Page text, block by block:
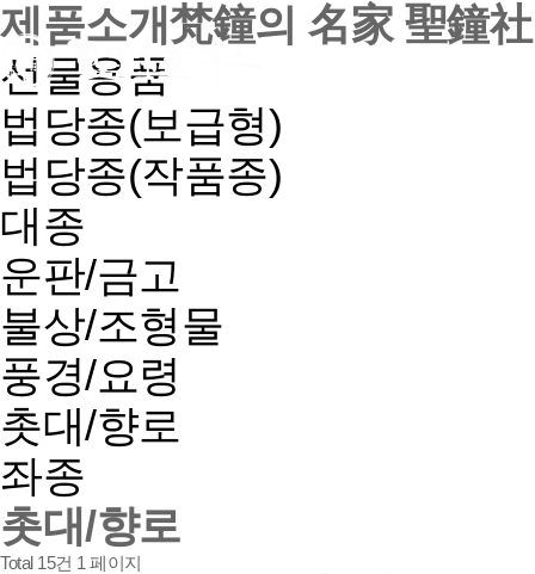
제품소개梵鐘의 名家 聖鐘社
선물용품
법당종(보급형)
법당종(작품종)
대종
운판/금고
불상/조형물
풍경/요령
촛대/향로
좌종
촛대/향로
Total 15건 1 페이지